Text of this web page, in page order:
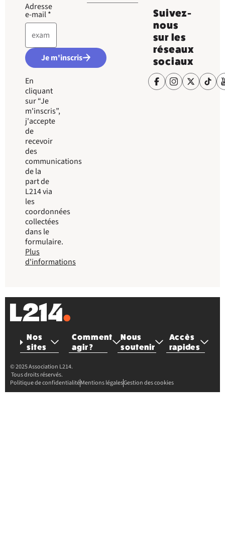
Adresse
e-mail*
Je m'inscris
En
cliquant
sur “Je
m'inscris”,
j'accepte
de
recevoir
des
communications
de la
part de
L214 via
les
coordonnées
collectées
dans le
formulaire.
Plus
d'informations
Suivez-
nous
sur les
réseaux
sociaux
Nos
sites
Comment
agir ?
Nous
soutenir
Accès
rapides
© 2025 Association L214.
Tous droits réservés.
Politique de confidentialitéMentions légalesGestion des cookies